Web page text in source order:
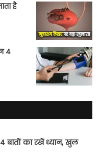
है
4
बातों का रखें ध्यान, खुल